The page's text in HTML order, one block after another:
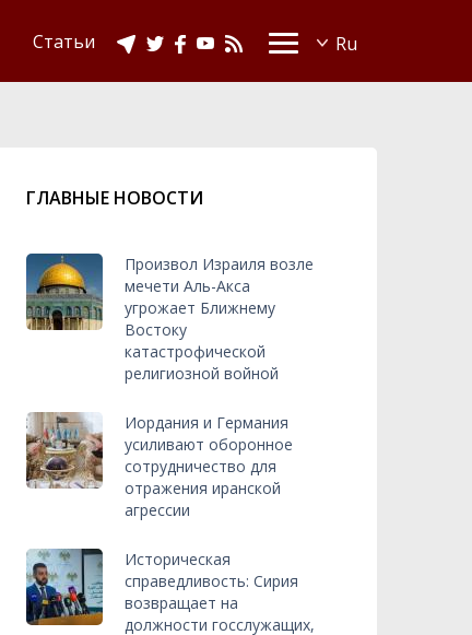
Статьи
ГЛАВНЫЕ НОВОСТИ
Произвол Израиля возле
мечети Аль-Акса
угрожает Ближнему
Востоку
катастрофической
религиозной войной
Иордания и Германия
усиливают оборонное
сотрудничество для
отражения иранской
агрессии
Историческая
справедливость: Сирия
возвращает на
должности госслужащих,